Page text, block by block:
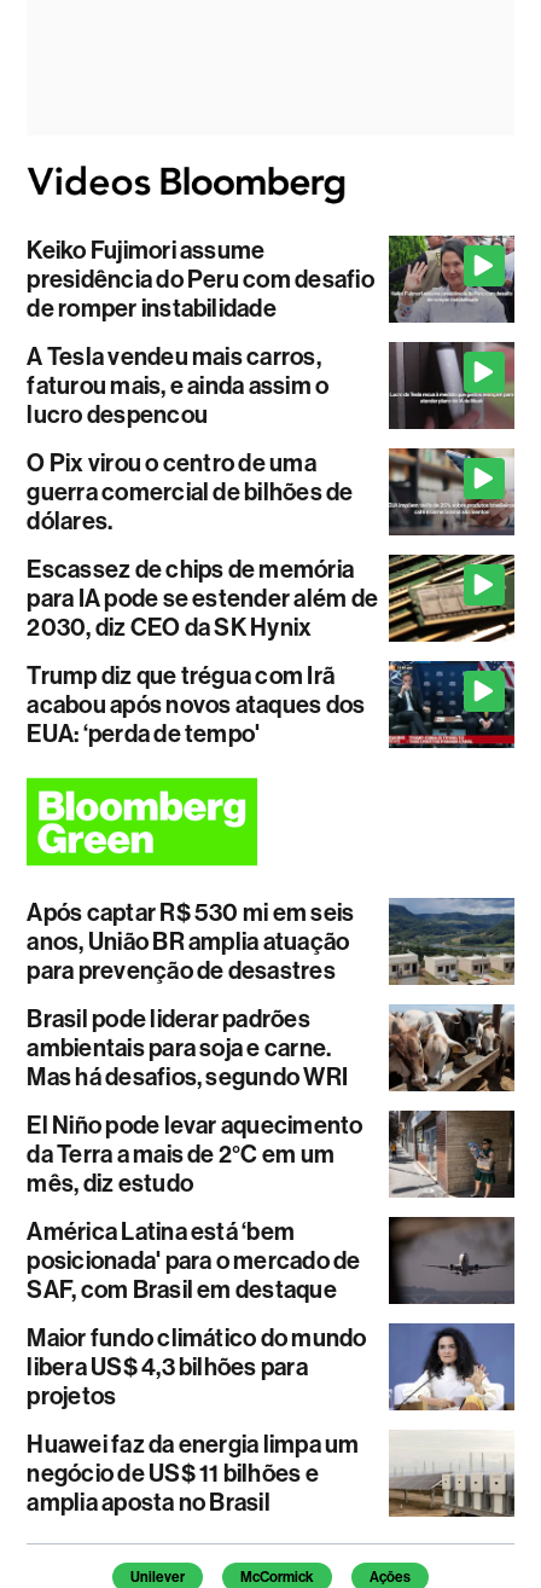
Keiko Fujimori assume
presidência do Peru com desafio
de romper instabilidade
A Tesla vendeu mais carros,
faturou mais, e ainda assim o
lucro despencou
O Pix virou o centro de uma
guerra comercial de bilhões de
dólares.
Escassez de chips de memória
para IA pode se estender além de
2030, diz CEO da SK Hynix
Trump diz que trégua com Irã
acabou após novos ataques dos
EUA: ‘perda de tempo'
Após captar R$ 530 mi em seis
anos, União BR amplia atuação
para prevenção de desastres
Brasil pode liderar padrões
ambientais para soja e carne.
Mas há desafios, segundo WRI
El Niño pode levar aquecimento
da Terra a mais de 2°C em um
mês, diz estudo
América Latina está ‘bem
posicionada' para o mercado de
SAF, com Brasil em destaque
Maior fundo climático do mundo
libera US$ 4,3 bilhões para
projetos
Huawei faz da energia limpa um
negócio de US$ 11 bilhões e
amplia aposta no Brasil
Temas deste artigo
Unilever McCormick Ações